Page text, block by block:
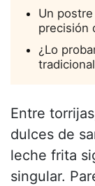
Un
precisión
¿Lo
Entre
dulces de
leche frita
singular.